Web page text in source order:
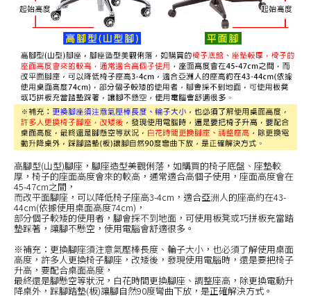
高腳型(山型)腳座，腳座造型美觀俐落，如購買的椅子底盤、座墊較
厚，椅子的座面高度會來的較高，通常適合高個子使用，座面高度會在
45-47cm之間，
而改平面腳座，可以降低椅子座高3-4cm，適合亞洲人的座高約在43-
44cm(依據使用桌面高度74cm)，
部分個子較矮的使用者，腳會採不到地面，可使用板凳或巧拼板充當踏
墊踩著，讓腳不懸空，使用電腦會舒適很多。
※補充：更換腳座須注意氣壓棒長度、輪子大小，也必須了解使用桌面
高度，許多人更換椅子腳座，改矮後，發現使用電腦時，還是要把椅子
升高，要配合桌面高度，
最終還是腳懸空等狀況，白花時間更換腳座、調整座高，除更換電動升
降桌外，踩腳踏墊(板)讓腳自然90度彎曲下放，是正確解決方式。